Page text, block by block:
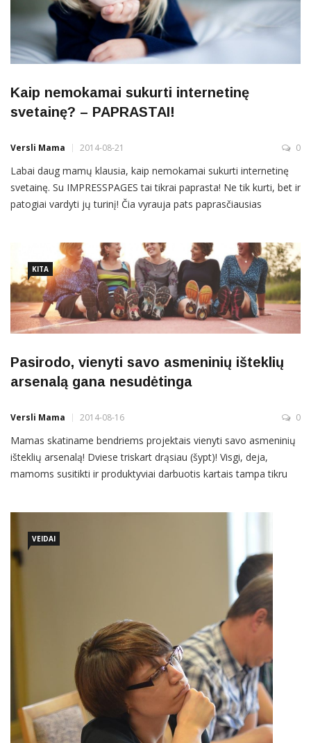
Kaip nemokamai sukurti internetinę
svetainę? – PAPRASTAI!
Versli Mama 2014-08-21 0
Labai daug mamų klausia, kaip nemokamai sukurti internetinę
svetainę. Su IMPRESSPAGES tai tikrai paprasta! Ne tik kurti, bet ir
patogiai vardyti jų turinį! Čia vyrauja pats paprasčiausias
KITA
Pasirodo, vienyti savo asmeninių išteklių
arsenalą gana nesudėtinga
Versli Mama 2014-08-16 0
Mamas skatiname bendriems projektais vienyti savo asmeninių
išteklių arsenalą! Dviese triskart drąsiau (šypt)! Visgi, deja,
mamoms susitikti ir produktyviai darbuotis kartais tampa tikru
VEIDAI